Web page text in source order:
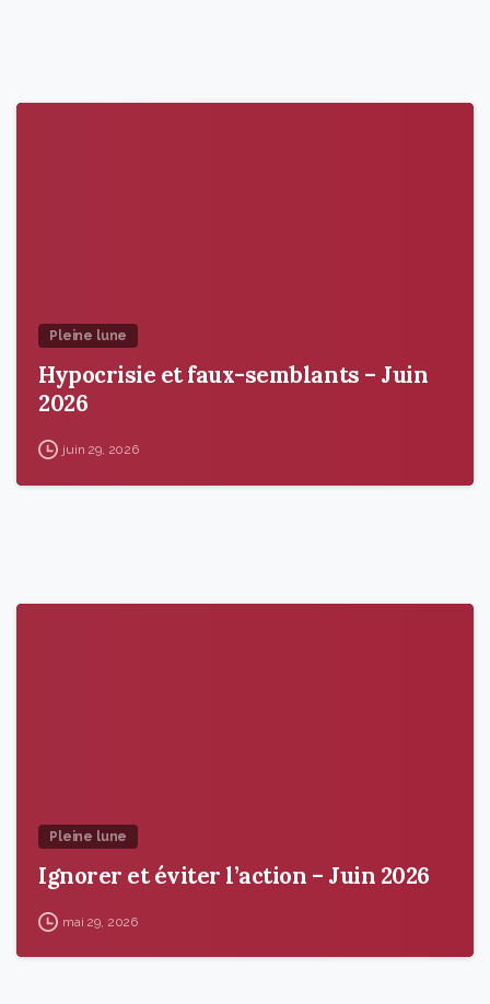
Pleine lune
Hypocrisie et faux-semblants – Juin
2026
juin 29, 2026
Pleine lune
Ignorer et éviter l’action – Juin 2026
mai 29, 2026